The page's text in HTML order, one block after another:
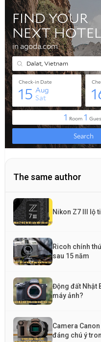
The same author
Nikon Z7 III
Ricoh chính thức sở hữu thương hiệu Pentax
sau 15 năm
Động đất Nhật Bản 2026 có làm khan hiếm
máy ảnh?
Camera Canon sắp ra mắt: Những tin đồn
đáng chú ý